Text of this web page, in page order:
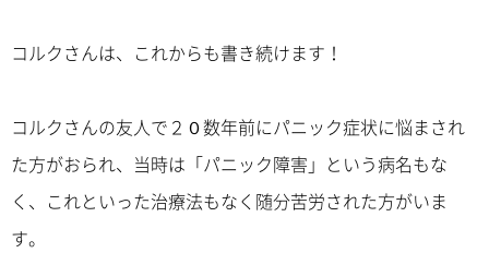
コルクさんは、これからも書き続けます！
コルクさんの友人で２０数年前にパニック症状に悩まされ
た方がおられ、当時は「パニック障害」という病名もな
く、これといった治療法もなく随分苦労された方がいま
す。